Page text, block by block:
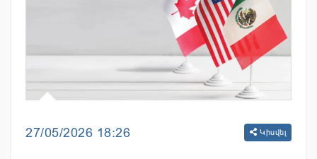
27/05/2026 18:26 Կիսվել